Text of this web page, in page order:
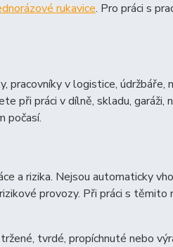
rukavice. Pro práci s
pracovníky v logistice, údržbáře,
při práci v dílně, skladu, garáži,
počasí.
a rizika. Nejsou automaticky
provozy. Při práci s těmito
tvrdé, propíchnuté nebo